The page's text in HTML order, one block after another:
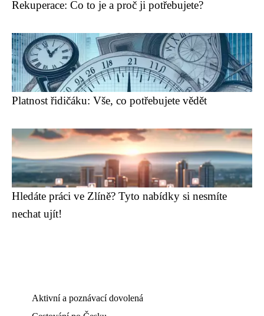
Rekuperace: Co to je a proč ji potřebujete?
Platnost řidičáku: Vše, co potřebujete vědět
Hledáte práci ve Zlíně? Tyto nabídky si nesmíte
nechat ujít!
Aktivní a poznávací dovolená